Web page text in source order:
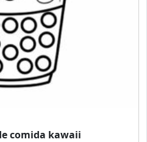
comida kawaii